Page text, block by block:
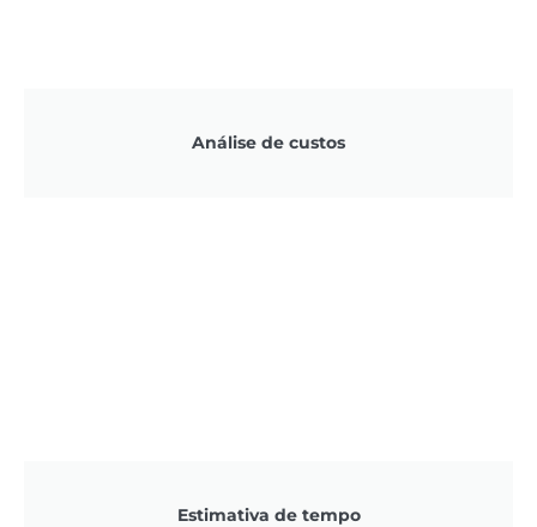
Análise de custos
Estimativa de tempo